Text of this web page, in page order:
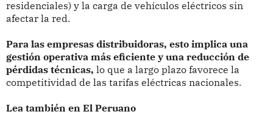
residenciales) y la carga de vehículos eléctricos sin
afectar la red.
Para las empresas distribuidoras, esto implica una
gestión operativa más eficiente y una reducción de
pérdidas técnicas, lo que a largo plazo favorece la
competitividad de las tarifas eléctricas nacionales.
Lea también en El Peruano